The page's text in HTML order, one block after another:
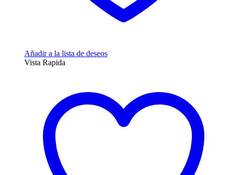
Añadir a la lista de deseos
Vista Rapida